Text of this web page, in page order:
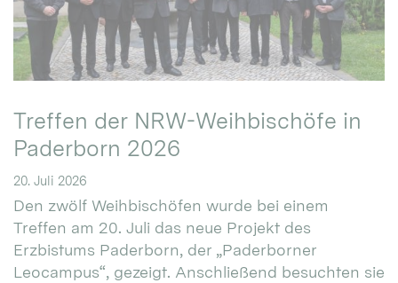
Treffen der NRW-Weihbischöfe in
Paderborn 2026
20. Juli 2026
Den zwölf Weihbischöfen wurde bei einem
Treffen am 20. Juli das neue Projekt des
Erzbistums Paderborn, der „Paderborner
Leocampus“, gezeigt. Anschließend besuchten sie